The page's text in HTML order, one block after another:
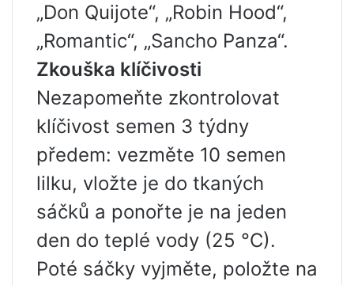
„Don Quijote“, „Robin Hood“,
„Romantic“, „Sancho Panza“.
Zkouška klíčivosti
Nezapomeňte zkontrolovat
klíčivost semen 3 týdny
předem: vezměte 10 semen
lilku, vložte je do tkaných
sáčků a ponořte je na jeden
den do teplé vody (25 °C).
Poté sáčky vyjměte, položte na